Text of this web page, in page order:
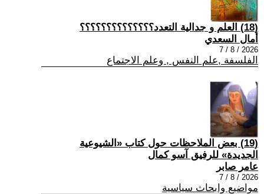
(18) العلم و جدالية التعدد؟؟؟؟؟؟؟؟؟؟؟؟؟؟
أمال السعدي
2026 / 8 / 7
الفلسفة ,علم النفس , وعلم الاجتماع
(19) بعض الملاحظات حول كتاب «الشيوعية
الجديدة» للرفيق آسو كمال
عامر صابر
2026 / 8 / 7
مواضيع وابحاث سياسية